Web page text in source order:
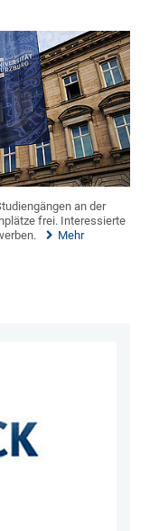
an der
frei. Interessierte
Mehr